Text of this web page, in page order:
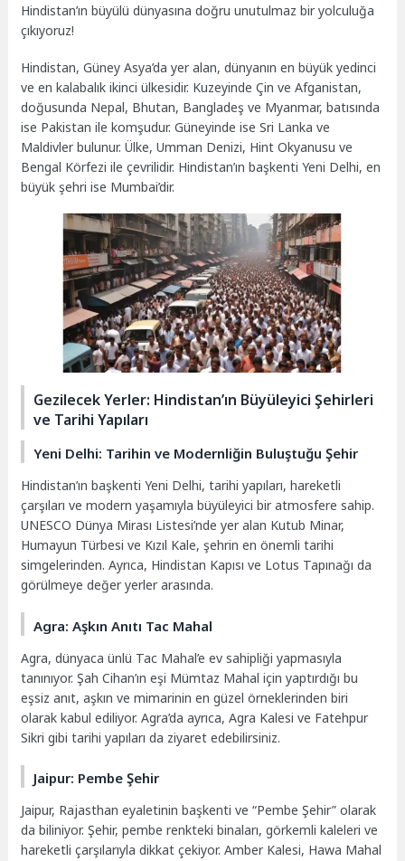
Hindistan’ın büyülü dünyasına doğru unutulmaz bir yolculuğa
çıkıyoruz!
Hindistan, Güney Asya’da yer alan, dünyanın en büyük yedinci
ve en kalabalık ikinci ülkesidir. Kuzeyinde Çin ve Afganistan,
doğusunda Nepal, Bhutan, Bangladeş ve Myanmar, batısında
ise Pakistan ile komşudur. Güneyinde ise Sri Lanka ve
Maldivler bulunur. Ülke, Umman Denizi, Hint Okyanusu ve
Bengal Körfezi ile çevrilidir. Hindistan’ın başkenti Yeni Delhi, en
büyük şehri ise Mumbai’dir.
Gezilecek Yerler: Hindistan’ın Büyüleyici Şehirleri
ve Tarihi Yapıları
Yeni Delhi: Tarihin ve Modernliğin Buluştuğu Şehir
Hindistan’ın başkenti Yeni Delhi, tarihi yapıları, hareketli
çarşıları ve modern yaşamıyla büyüleyici bir atmosfere sahip.
UNESCO Dünya Mirası Listesi’nde yer alan Kutub Minar,
Humayun Türbesi ve Kızıl Kale, şehrin en önemli tarihi
simgelerinden. Ayrıca, Hindistan Kapısı ve Lotus Tapınağı da
görülmeye değer yerler arasında.
Agra: Aşkın Anıtı Tac Mahal
Agra, dünyaca ünlü Tac Mahal’e ev sahipliği yapmasıyla
tanınıyor. Şah Cihan’ın eşi Mümtaz Mahal için yaptırdığı bu
eşsiz anıt, aşkın ve mimarinin en güzel örneklerinden biri
olarak kabul ediliyor. Agra’da ayrıca, Agra Kalesi ve Fatehpur
Sikri gibi tarihi yapıları da ziyaret edebilirsiniz.
Jaipur: Pembe Şehir
Jaipur, Rajasthan eyaletinin başkenti ve “Pembe Şehir” olarak
da biliniyor. Şehir, pembe renkteki binaları, görkemli kaleleri ve
hareketli çarşılarıyla dikkat çekiyor. Amber Kalesi, Hawa Mahal